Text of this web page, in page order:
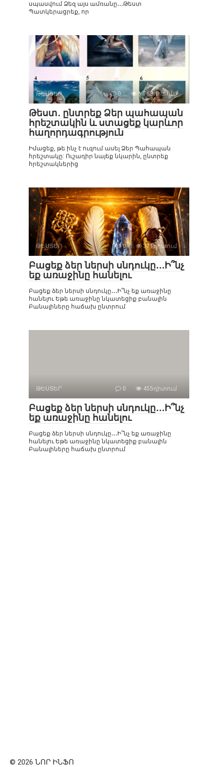
սպասվում Ձեզ այս ամռանը․․․Թեստ
Պատկերացրեք, որ
ԹԵՍՏԵՐ 0 1 768դիտում
Թեստ․ ընտրեք Ձեր պահապան
հրեշտակին և ստացեք կարևոր
հաղորդագրություն
Իմացեք, թե ինչ է ուզում ասել Ձեր Պահապան
հրեշտակը: Ուշադիր նայեք նկարին, ընտրեք
հրեշտակներից
ԹԵՍՏԵՐ 0 371դիտում
Բացեք ձեր ներսի սնդուկը․․․Ի՞նչ
եք առաջինը հանելու
Բացեք ձեր ներսի սնդուկը․․․Ի՞նչ եք առաջինը
հանելու Եթե ​​առաջինը նկատեցիք բանալին
Բանալիները հաճախ ընտրում
ԹԵՍՏԵՐ 0 455դիտում
Բացեք ձեր ներսի սնդուկը․․․Ի՞նչ
եք առաջինը հանելու
Բացեք ձեր ներսի սնդուկը․․․Ի՞նչ եք առաջինը
հանելու Եթե ​​առաջինը նկատեցիք բանալին
Բանալիները հաճախ ընտրում
© 2026 ՆՈՐ ԻՆՖՈ